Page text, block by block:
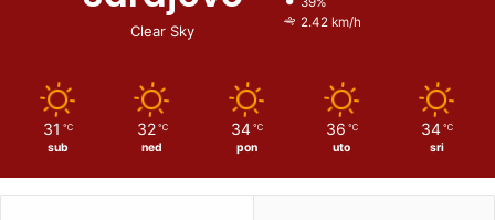
Clear Sky
2.42 km/h
31 ℃
sub
32 ℃
ned
34 ℃
pon
36 ℃
uto
34 ℃
sri